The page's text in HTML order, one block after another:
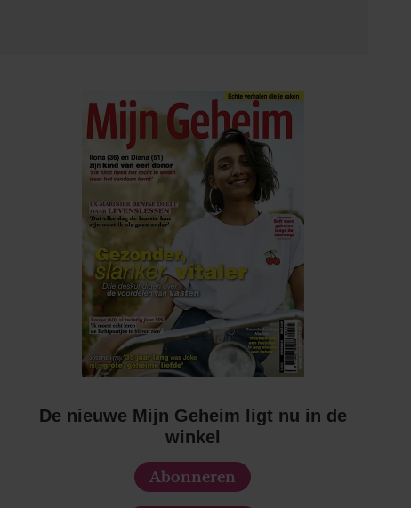
De nieuwe Mijn Geheim ligt nu in de
winkel
Abonneren